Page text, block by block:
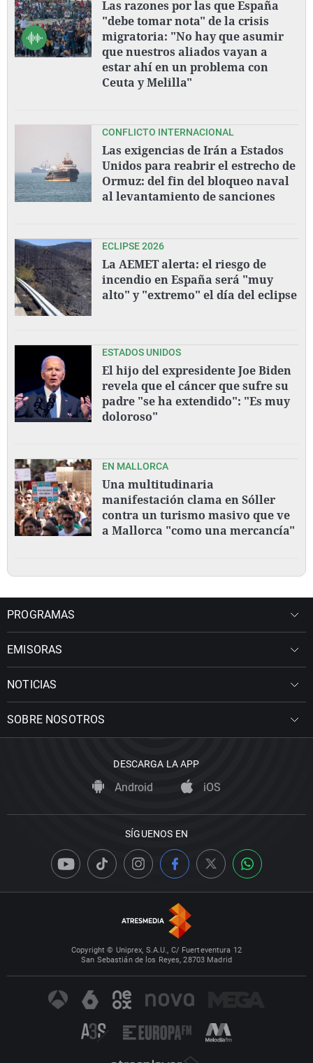
Las razones por las que España
"debe tomar nota" de la crisis
migratoria: "No hay que asumir
que nuestros aliados vayan a
estar ahí en un problema con
Ceuta y Melilla"
CONFLICTO INTERNACIONAL
Las exigencias de Irán a Estados
Unidos para reabrir el estrecho de
Ormuz: del fin del bloqueo naval
al levantamiento de sanciones
ECLIPSE 2026
La AEMET alerta: el riesgo de
incendio en España será "muy
alto" y "extremo" el día del eclipse
ESTADOS UNIDOS
El hijo del expresidente Joe Biden
revela que el cáncer que sufre su
padre "se ha extendido": "Es muy
doloroso"
EN MALLORCA
Una multitudinaria
manifestación clama en Sóller
contra un turismo masivo que ve
a Mallorca "como una mercancía"
PROGRAMAS
EMISORAS
NOTICIAS
SOBRE NOSOTROS
DESCARGA LA APP
Android iOS
SÍGUENOS EN
Copyright © Uniprex, S.A.U., C/ Fuerteventura 12
San Sebastián de los Reyes, 28703 Madrid